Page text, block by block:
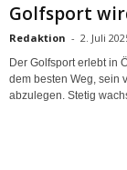
Golfsport
Redaktion - 2. Juli
Der Golfsport erlebt in
dem besten Weg, sein
abzulegen. Stetig